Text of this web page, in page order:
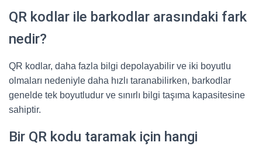
QR kodlar ile barkodlar arasındaki fark
nedir?
QR kodlar, daha fazla bilgi depolayabilir ve iki boyutlu
olmaları nedeniyle daha hızlı taranabilirken, barkodlar
genelde tek boyutludur ve sınırlı bilgi taşıma kapasitesine
sahiptir.
Bir QR kodu taramak için hangi